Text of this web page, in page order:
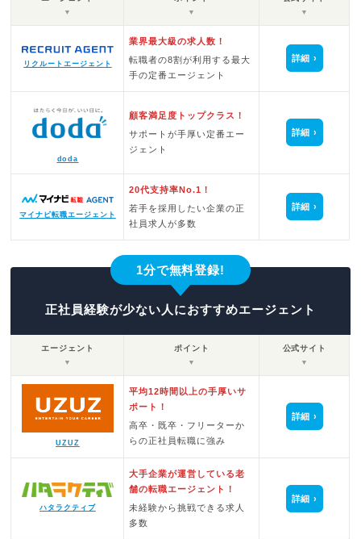
▼ ▼ ▼
リクルートエージェント
業界最大級の求人数！
転職者の8割が利用する最大
手の定番エージェント
詳細
doda
顧客満足度トップクラス！
サポートが手厚い定番エー
ジェント
詳細
マイナビ転職エージェント
20代支持率No.1！
若手を採用したい企業の正
社員求人が多数
詳細
1分で無料登録!
正社員経験が少ない人におすすめエージェント
エージェント
▼
ポイント
▼
公式サイト
▼
UZUZ
平均12時間以上の手厚いサ
ポート！
高卒・既卒・フリーターか
らの正社員転職に強み
詳細
ハタラクティブ
大手企業が運営している老
舗の転職エージェント！
未経験から挑戦できる求人
多数
詳細